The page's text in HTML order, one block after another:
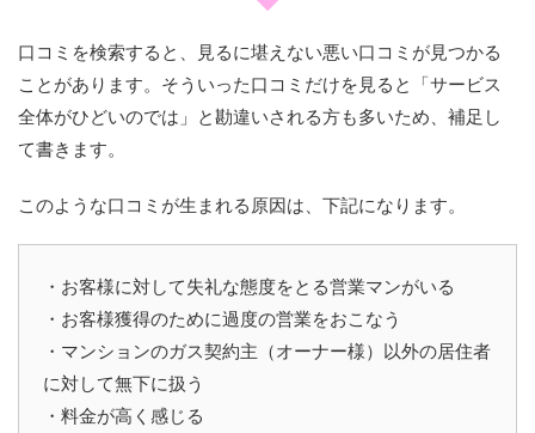
口コミを検索すると、見るに堪えない悪い口コミが見つかる
ことがあります。そういった口コミだけを見ると「サービス
全体がひどいのでは」と勘違いされる方も多いため、補足し
て書きます。
このような口コミが生まれる原因は、下記になります。
・お客様に対して失礼な態度をとる営業マンがいる
・お客様獲得のために過度の営業をおこなう
・マンションのガス契約主（オーナー様）以外の居住者
に対して無下に扱う
・料金が高く感じる